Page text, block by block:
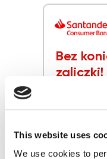
This website uses
We use cookies to
Bez
zaliczki!
Złóż
ratach.
Jak kupić w